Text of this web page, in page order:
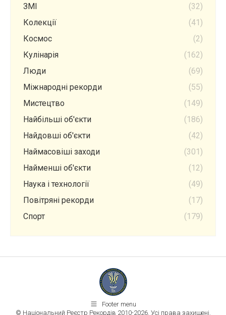
ЗМІ
(32)
Колекції
(41)
Космос
(2)
Кулінарія
(162)
Люди
(69)
Міжнародні рекорди
(55)
Мистецтво
(149)
Найбільші об'єкти
(186)
Найдовші об'єкти
(42)
Наймасовіші заходи
(301)
Найменші об'єкти
(12)
Наука і технології
(49)
Повітряні рекорди
(17)
Спорт
(179)
Footer menu
© Національний Реєстр Рекордів 2010-2026. Усі права захищені.